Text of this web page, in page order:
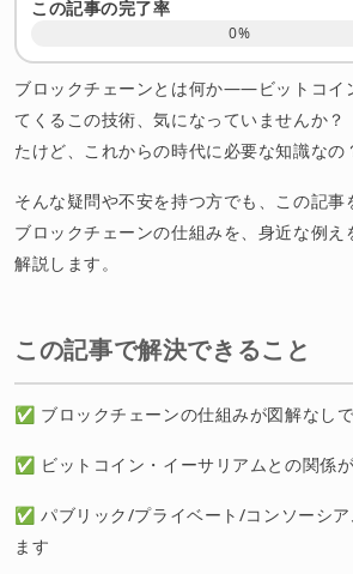
ブロックチェーンに関するよくある質問
まとめ：ブロックチェーンは未来の常
この記事の完了率
0%
ブロックチェーンとは何か——ビットコイ
てくるこの技術、気になっていませんか？
たけど、これからの時代に必要な知識なの
そんな疑問や不安を持つ方でも、この記事
ブロックチェーンの仕組みを、身近な例え
解説します。
この記事で解決できること
✅ ブロックチェーンの仕組みが図解なし
✅ ビットコイン・イーサリアムとの関係
✅ パブリック/プライベート/コンソーシア
ます